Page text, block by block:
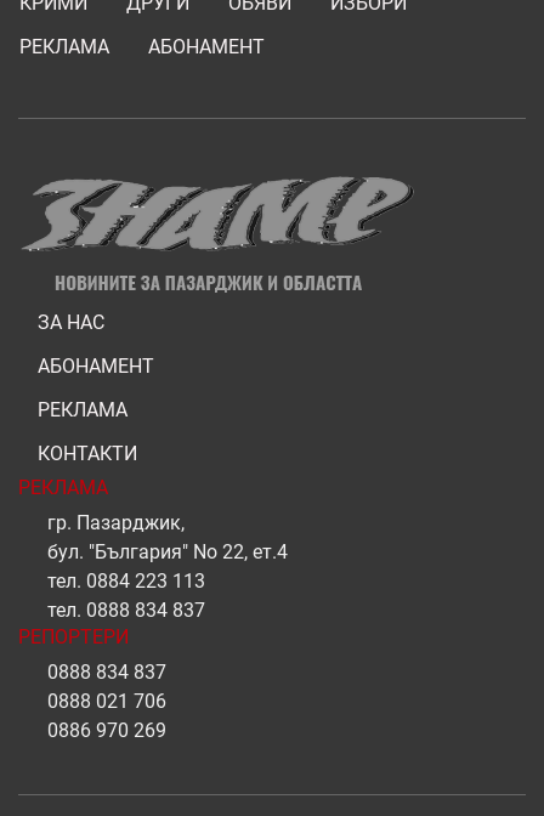
РЕКЛАМА
АБОНАМЕНТ
ЗА НАС
АБОНАМЕНТ
РЕКЛАМА
КОНТАКТИ
РЕКЛАМА
гр. Пазарджик,
бул. "България" No 22, ет.4
тел. 0884 223 113
тел. 0888 834 837
РЕПОРТЕРИ
0888 834 837
0888 021 706
0886 970 269